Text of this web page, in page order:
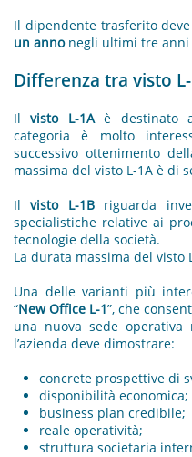
Il dipendente trasferito
un anno negli ultimi tre anni
Differenza tra visto
Ilvisto L-1Aè destinato
categoria è molto
successivo ottenimento
massima del visto L-1A è di
Ilvisto L-1Briguarda
specialistiche relative ai
tecnologie della società.
La durata massima del visto
Una delle varianti più
“New Office L-1”, che
una nuova sede
l’azienda deve dimostrare:
concrete prospettive di
disponibilità economica;
business plan credibile;
reale operatività;
struttura societaria